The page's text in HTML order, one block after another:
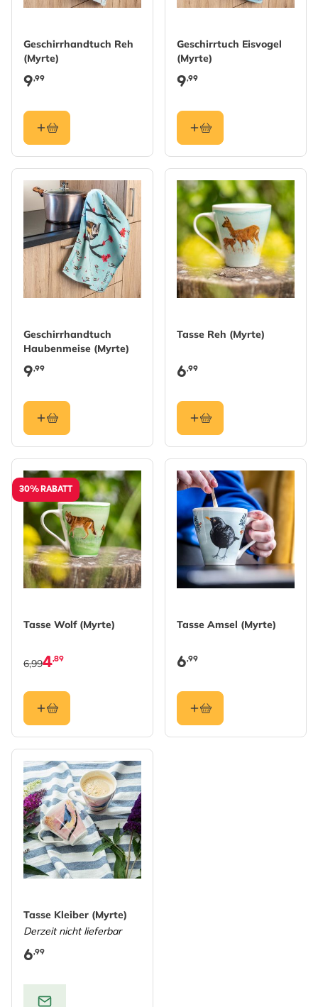
Geschirrhandtuch Reh
(Myrte)
9,99
Geschirrtuch Eisvogel
(Myrte)
9,99
Geschirrhandtuch
Haubenmeise (Myrte)
9,99
Tasse Reh (Myrte)
6,99
30% RABATT
Tasse Wolf (Myrte)
4,89
6,99
Tasse Amsel (Myrte)
6,99
Tasse Kleiber (Myrte)
Derzeit nicht lieferbar
6,99